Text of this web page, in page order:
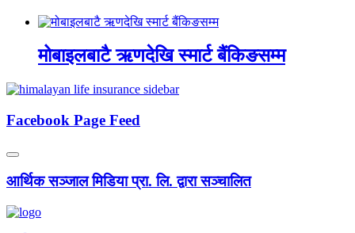
मोबाइलबाटै ऋणदेखि स्मार्ट बैंकिङसम्म
Facebook Page Feed
आर्थिक सञ्जाल मिडिया प्रा. लि. द्वारा सञ्चालित